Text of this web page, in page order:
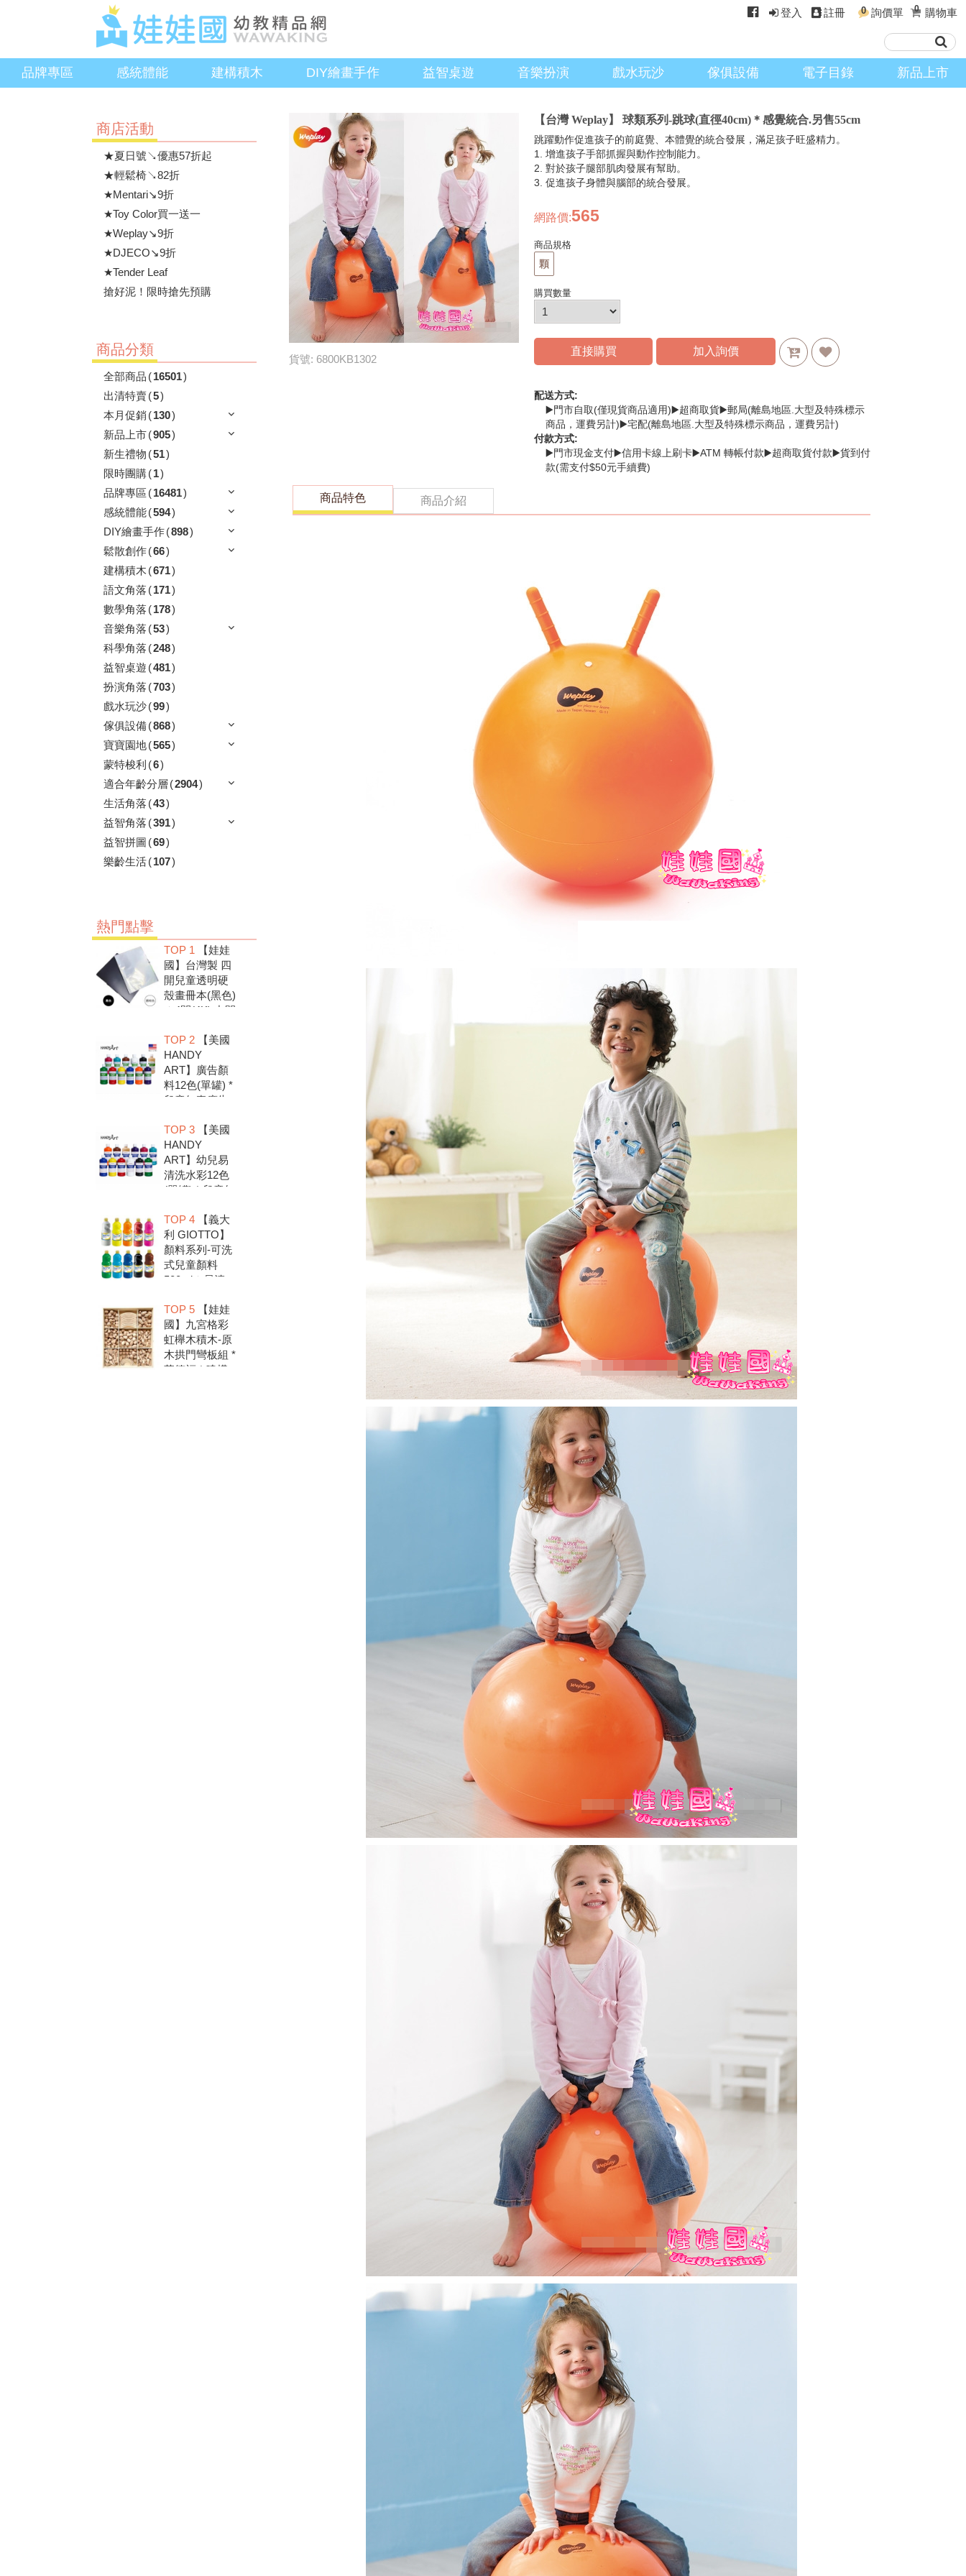
登入 註冊 0 詢價單 0 購物車
品牌專區 感統體能 建構積木 DIY繪畫手作 益智桌遊 音樂扮演 戲水玩沙 傢俱設備 電子目錄 新品上市
商店活動
★夏日號↘優惠57折起
★輕鬆椅↘82折
★Mentari↘9折
★Toy Color買一送一
★Weplay↘9折
★DJECO↘9折
★Tender Leaf
搶好泥！限時搶先預購
商品分類
全部商品 (16501)
出清特賣(5)
本月促銷(130)
新品上市(905)
新生禮物 (51)
限時團購(1)
品牌專區 (16481)
感統體能(594)
DIY繪畫手作(898)
鬆散創作(66)
建構積木 (671)
語文角落 (171)
數學角落 (178)
音樂角落 (53)
科學角落 (248)
益智桌遊 (481)
扮演角落 (703)
戲水玩沙(99)
傢俱設備(868)
寶寶園地(565)
蒙特梭利 (6)
適合年齡分層 (2904)
生活角落 (43)
益智角落 (391)
益智拼圖 (69)
樂齡生活(107)
熱門點擊
TOP 1 【娃娃
國】台灣製 四
開兒童透明硬
殼畫冊本(黑色)
＊4開(4K).中間
扣.資料袋.圖畫
紙收集冊.收納
冊
TOP 2【美國
HANDY
ART】廣告顏
料12色(單罐) *
兒童無毒廣告
放心，彩繪DIY
超有趣
TOP 3【美國
HANDY
ART】幼兒易
清洗水彩12色
(單罐) * 兒童無
安全好放心，
彩繪DIY超有趣
TOP 4【義大
利 GIOTTO】
顏料系列-可洗
式兒童顏料
500ml＊易清
童美勞.親子部
落客推薦
TOP 5【娃娃
國】九宮格彩
虹櫸木積木-原
木拱門彎板組 *
華德福 * 建構
貨號: 6800KB1302
【台灣 Weplay】 球類系列-跳球(直徑40cm)＊感覺統合.另售55cm
跳躍動作促進孩子的前庭覺、本體覺的統合發展，滿足孩子旺盛精力。
1. 增進孩子手部抓握與動作控制能力。
2. 對於孩子腿部肌肉發展有幫助。
3. 促進孩子身體與腦部的統合發展。
網路價:565
商品規格
顆
購買數量
直接購買 加入詢價
配送方式:
▶️門市自取(僅現貨商品適用)▶️超商取貨▶️郵局(離島地區.大型及特殊標示
商品，運費另計)▶️宅配(離島地區.大型及特殊標示商品，運費另計)
付款方式:
▶️門市現金支付▶️信用卡線上刷卡▶️ATM 轉帳付款▶️超商取貨付款▶️貨到付
款(需支付$50元手續費)
商品特色 商品介紹